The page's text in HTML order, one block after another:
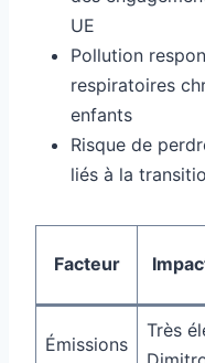
UE
Pollution
respiratoires
enfants
Risque de
liés à la
Facteur
Émissions
Très